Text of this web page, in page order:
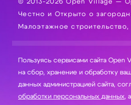
© 2013-2026 Open Village —
Честно и Открыто о
Малоэтажное строительство,
Пользуясь сервисами сайта Open
на сбор, хранение и обработку ваших персональных
данных администрацией сайта,
обработки персональных данных,